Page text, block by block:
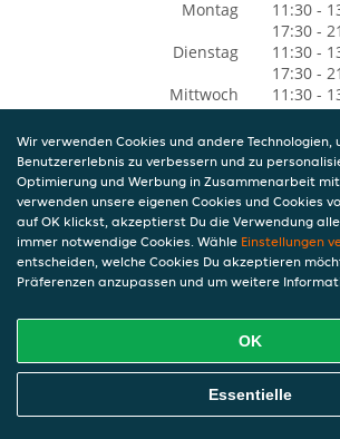
Montag
11:30 -
17:30 -
Dienstag
11:30 -
17:30 -
Mittwoch
11:30 -
17:30 -
Donnerstag
11:30 -
17:30 -
Freitag
11:30 -
17:30 -
Samstag
12:00 -
Sonntag
17:30 -
Wir verwenden Cookies und andere Technologien,
Benutzererlebnis zu verbessern und zu
Optimierung und Werbung in Zusammenarbeit
verwenden unsere eigenen Cookies und Cookies
auf OK klickst, akzeptierst Du die Verwendung
immer notwendige Cookies. Wähle Einstellungen
entscheiden, welche Cookies Du akzeptieren
Präferenzen anzupassen und um weitere
OK
Essentielle